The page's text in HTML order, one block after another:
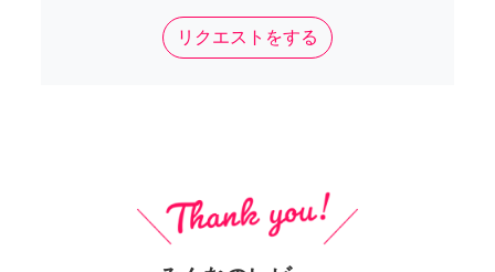
リクエストをする